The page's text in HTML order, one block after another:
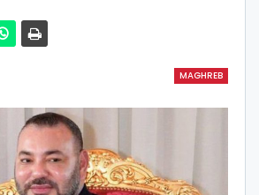
MAGHREB